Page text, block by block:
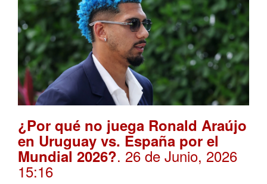
¿Por qué no juega Ronald Araújo
en Uruguay vs. España por el
Mundial 2026?. 26 de Junio, 2026
15:16